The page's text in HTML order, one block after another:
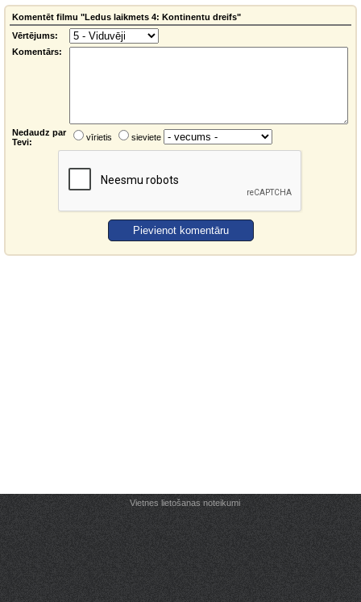
Komentēt filmu "Ledus laikmets 4: Kontinentu dreifs"
Vērtējums:
Komentārs:
Nedaudz par
Tevi:
vīrietis sieviete
Vietnes lietošanas noteikumi